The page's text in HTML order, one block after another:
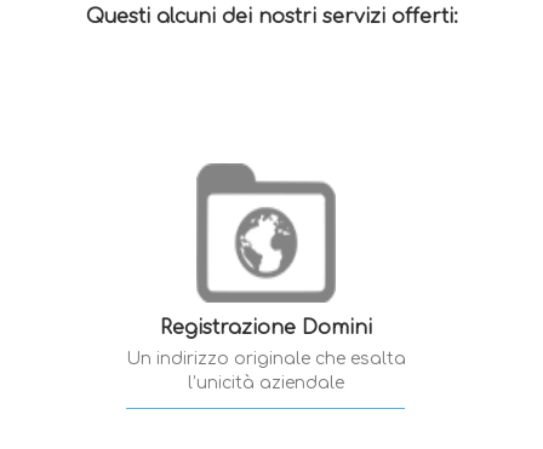
Questi alcuni dei nostri servizi offerti:
Registrazione Domini
Un indirizzo originale che esalta
l’unicità aziendale